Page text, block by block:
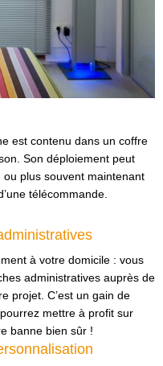
est contenu dans un coffre
Son déploiement peut
ou plus souvent maintenant
télécommande.
à votre domicile : vous
administratives auprès de
projet. C’est un gain de
mettre à profit sur
banne bien sûr !